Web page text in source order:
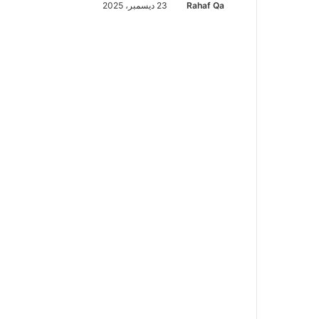
Rahaf Qa 23 ديسمبر، 2025